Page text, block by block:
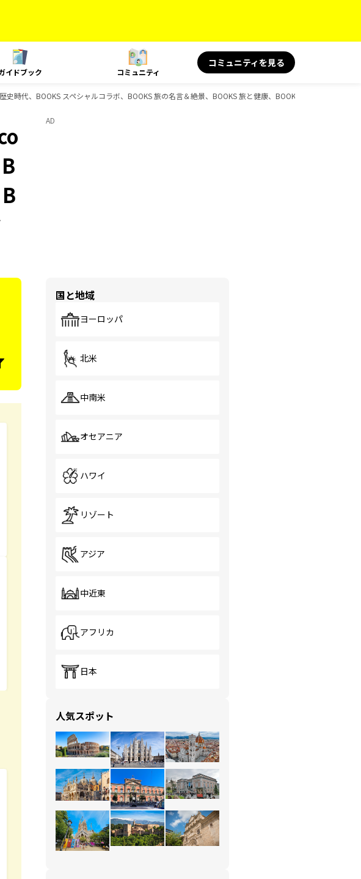
イドブック コミュニティ
コミュニティを見る
時代、BOOKS スペシャルコラボ、BOOKS 旅の名言＆絶景、BOOKS 旅と健康、BOOKS、D-Booksのガイ
AD
国と地域
ヨーロッパ
北米
中南米
オセアニア
ハワイ
リゾート
アジア
中近東
アフリカ
日本
人気スポット